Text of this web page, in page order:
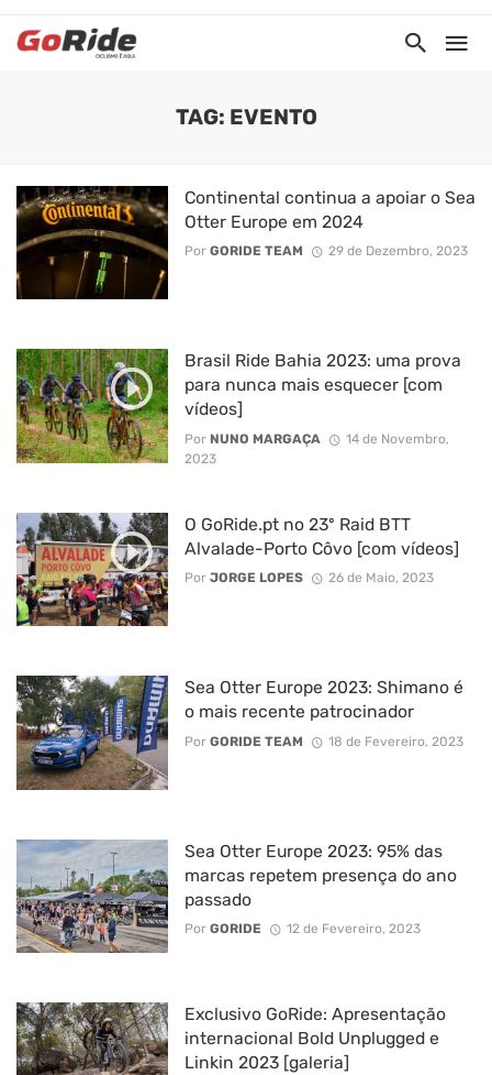
TAG: EVENTO
Continental continua a apoiar o Sea
Otter Europe em 2024
Por GORIDE TEAM 29 de Dezembro, 2023
Brasil Ride Bahia 2023: uma prova
para nunca mais esquecer [com
vídeos]
Por NUNO MARGAÇA
14 de Novembro,
2023
O GoRide.pt no 23º Raid BTT
Alvalade-Porto Côvo [com vídeos]
Por JORGE LOPES 26 de Maio, 2023
Sea Otter Europe 2023: Shimano é
o mais recente patrocinador
Por GORIDE TEAM 18 de Fevereiro, 2023
Sea Otter Europe 2023: 95% das
marcas repetem presença do ano
passado
Por GORIDE 12 de Fevereiro, 2023
Exclusivo GoRide: Apresentação
internacional Bold Unplugged e
Linkin 2023 [galeria]